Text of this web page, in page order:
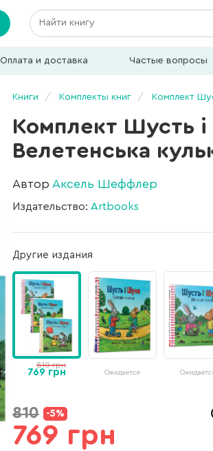
Оплата и доставка Частые вопросы
Книги Комплекты книг Комплект
Комплект Шусть
Велетенська
Автор Аксель Шеффлер
Издательство: Artbooks
Другие издания
769 грн
810 грн
Ожидается
810 -5%
769 грн